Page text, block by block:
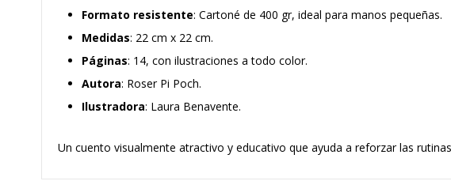
Formato resistente: Cartoné de 400 gr, ideal para manos pequeñas.
Medidas: 22 cm x 22 cm.
Páginas: 14, con ilustraciones a todo color.
Autora: Roser Pi Poch.
Ilustradora: Laura Benavente.
Un cuento visualmente atractivo y educativo que ayuda a reforzar las